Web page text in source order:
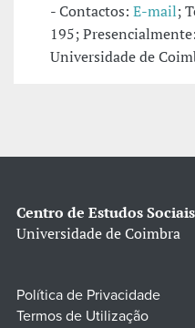
- Contactos: E-mail;
195;
Universidade de
Centro de Estudos Sociais
Universidade de Coimbra
Política de Privacidade
Termos de Utilização